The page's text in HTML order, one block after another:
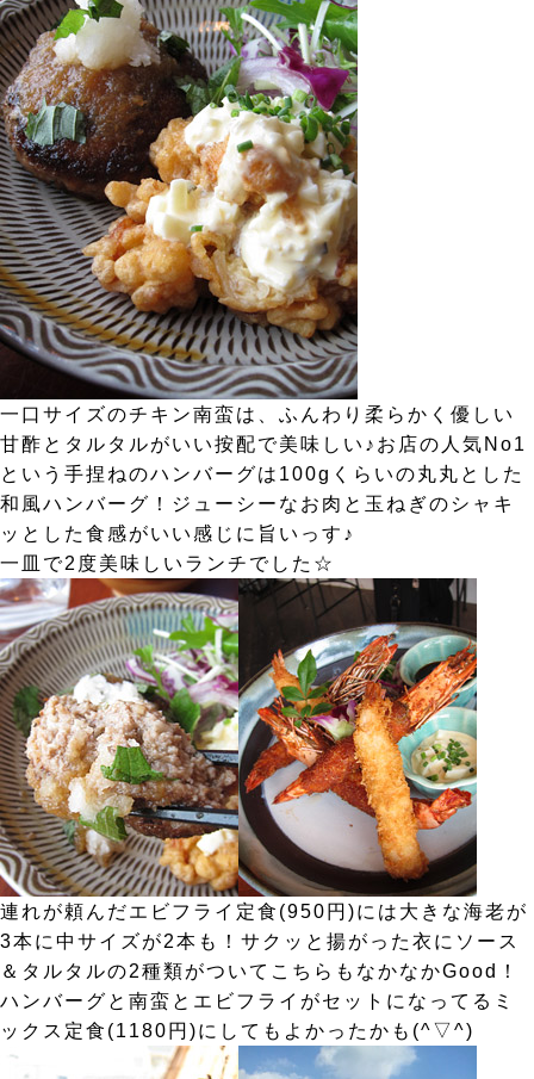
一口サイズのチキン南蛮は、ふんわり柔らかく優しい
甘酢とタルタルがいい按配で美味しい♪お店の人気No1
という手捏ねのハンバーグは100gくらいの丸丸とした
和風ハンバーグ！ジューシーなお肉と玉ねぎのシャキ
ッとした食感がいい感じに旨いっす♪
一皿で2度美味しいランチでした☆
連れが頼んだエビフライ定食(950円)には大きな海老が
3本に中サイズが2本も！サクッと揚がった衣にソース
＆タルタルの2種類がついてこちらもなかなかGood！
ハンバーグと南蛮とエビフライがセットになってるミ
ックス定食(1180円)にしてもよかったかも(^▽^)